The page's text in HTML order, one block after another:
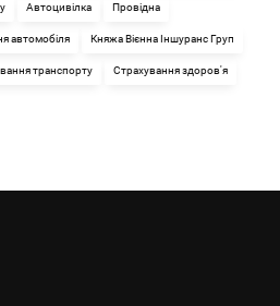
Автоцивілка Провідна
автомобіля Княжа Вієнна Іншуранс Груп
транспорту Страхування здоров'я